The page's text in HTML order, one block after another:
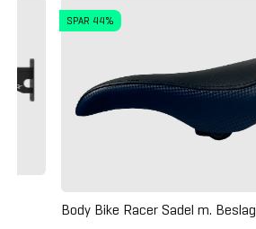
SPAR 44%
Body Bike Racer Sadel m. Beslag